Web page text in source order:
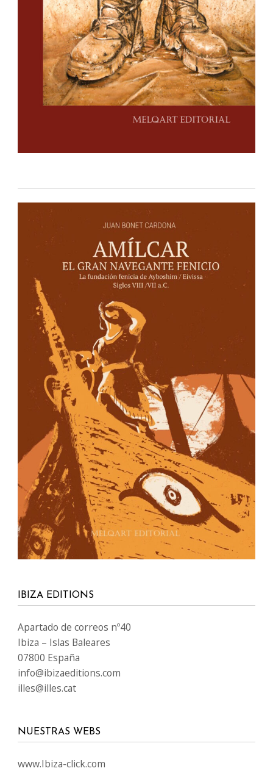
IBIZA EDITIONS
Apartado de correos nº40
Ibiza – Islas Baleares
07800 España
info@ibizaeditions.com
illes@illes.cat
NUESTRAS WEBS
www.Ibiza-click.com